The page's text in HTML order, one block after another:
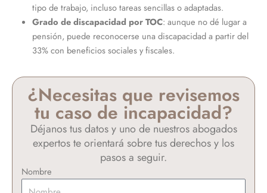
tipo de trabajo, incluso tareas sencillas o adaptadas.
Grado de discapacidad por TOC: aunque no dé lugar a
pensión, puede reconocerse una discapacidad a partir del
33% con beneficios sociales y fiscales.
¿Necesitas que revisemos
tu caso de incapacidad?
Déjanos tus datos y uno de nuestros abogados
expertos te orientará sobre tus derechos y los
pasos a seguir.
Nombre